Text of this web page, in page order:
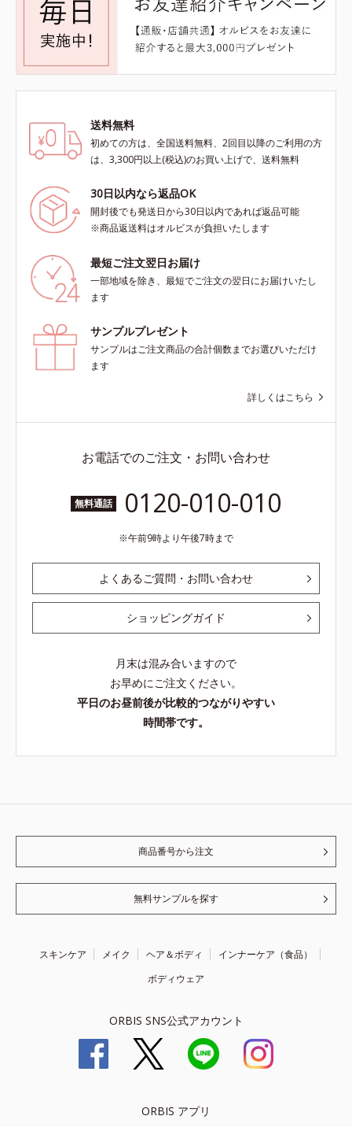
送料無料
初めての方は、全国送料無料、2回目以降のご利用の方
は、3,300円以上(税込)のお買い上げで、送料無料
30日以内なら返品OK
開封後でも発送日から30日以内であれば返品可能
※商品返送料はオルビスが負担いたします
最短ご注文翌日お届け
一部地域を除き、最短でご注文の翌日にお届けいたし
ます
サンプルプレゼント
サンプルはご注文商品の合計個数までお選びいただけ
ます
詳しくはこちら
お電話でのご注文・お問い合わせ
無料通話 0120-010-010
午前9時より午後7時まで
よくあるご質問・お問い合わせ
ショッピングガイド
月末は混み合いますので
お早めにご注文ください。
平日のお昼前後が比較的つながりやすい
時間帯です。
商品番号から注文
無料サンプルを探す
スキンケア メイク ヘア＆ボディ
インナーケア（食品）
ボディウェア
ORBIS SNS公式アカウント
ORBIS アプリ